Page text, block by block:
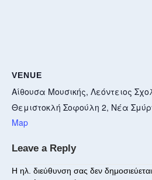
VENUE
Αίθουσα Μουσικής, Λεόντειος
Θεμιστοκλή Σοφούλη 2, Νέα
Map
Leave a Reply
Η ηλ. διεύθυνση σας δεν δημοσιεύεται.